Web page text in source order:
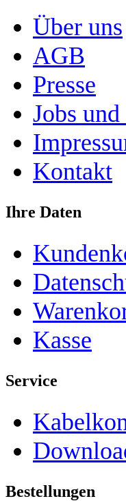
Über uns
AGB
Presse
Jobs
Kontakt
Ihre Daten
Kasse
Service
Bestellungen